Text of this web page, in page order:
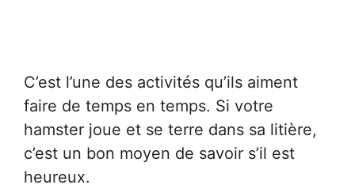
C’est l’une des activités qu’ils aiment
faire de temps en temps. Si votre
hamster joue et se terre dans sa litière,
c’est un bon moyen de savoir s’il est
heureux.